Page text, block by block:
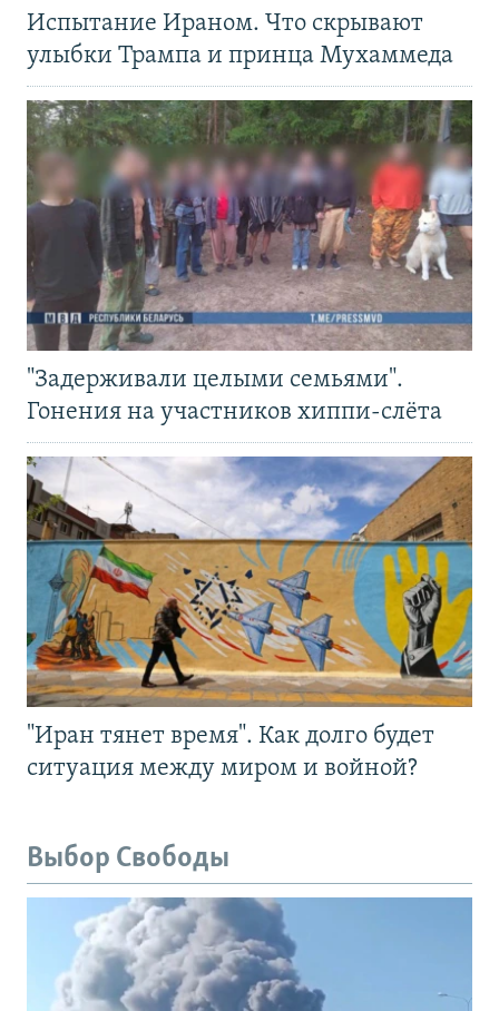
Испытание Ираном. Что скрывают
улыбки Трампа и принца Мухаммеда
"Задерживали целыми семьями".
Гонения на участников хиппи-слёта
"Иран тянет время". Как долго будет
ситуация между миром и войной?
Выбор Свободы